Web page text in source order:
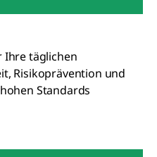
Ihre täglichen
Risikoprävention und
Standards